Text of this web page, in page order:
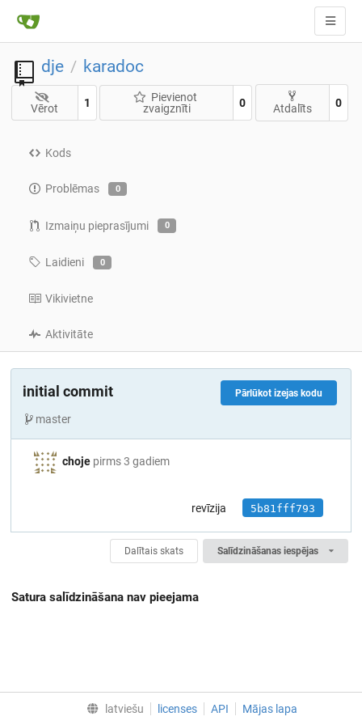
dje / karadoc
Vērot 1
Pievienot
zvaigznīti
0 Atdalīts 0
Kods
Problēmas 0
Izmaiņu pieprasījumi 0
Laidieni 0
Vikivietne
Aktivitāte
Pārlūkot izejas kodu
initial commit
master
choje pirms 3 gadiem
revīzija 5b81fff793
Dalītais skats Salīdzināšanas iespējas
Satura salīdzināšana nav pieejama
latviešu licenses API Mājas lapa